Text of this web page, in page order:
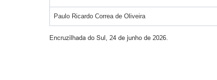
Paulo Ricardo Correa de Oliveira
Encruzilhada do Sul, 24 de junho de 2026.